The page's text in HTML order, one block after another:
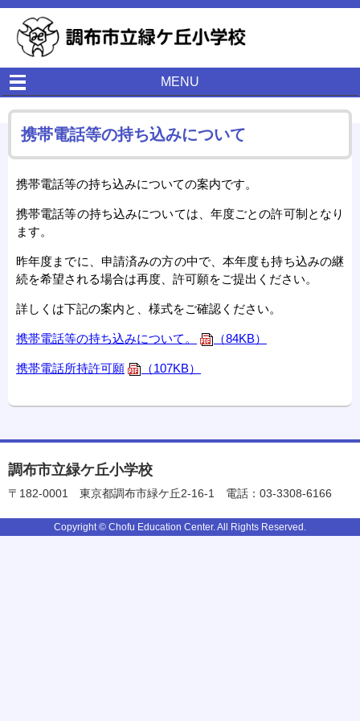
MENU
携帯電話等の持ち込みについて
携帯電話等の持ち込みについての案内です。
携帯電話等の持ち込みについては、年度ごとの許可制となり
ます。
昨年度までに、申請済みの方の中で、本年度も持ち込みの継
続を希望される場合は再度、許可願をご提出ください。
詳しくは下記の案内と、様式をご確認ください。
携帯電話等の持ち込みについて。 （84KB）
携帯電話所持許可願 （107KB）
調布市立緑ケ丘小学校
〒182-0001 東京都調布市緑ケ丘2-16-1 電話：03-3308-6166
Copyright © Chofu Education Center. All Rights Reserved.